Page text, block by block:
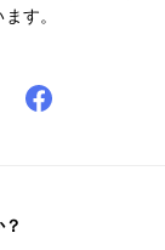
す。